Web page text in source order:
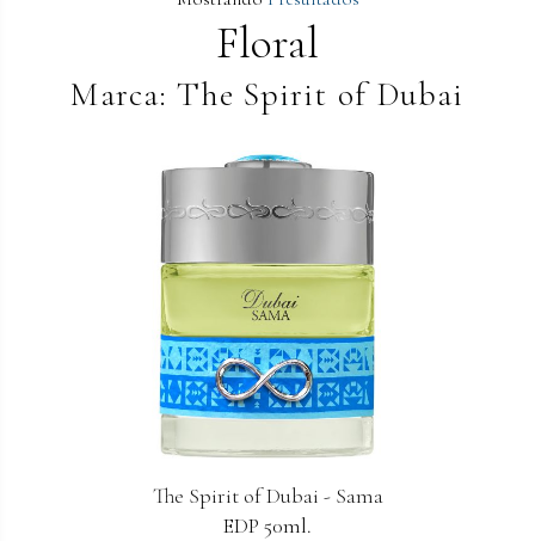
Floral
Marca: The Spirit of Dubai
The Spirit of Dubai - Sama
EDP 50ml.